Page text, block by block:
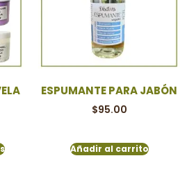
ESPUMANTE PARA JABÓN
$95.00
Añadir al carrito